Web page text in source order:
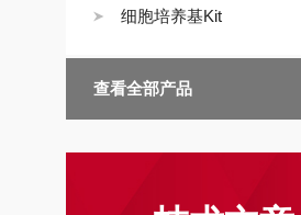
细胞培养基Kit
查看全部产品